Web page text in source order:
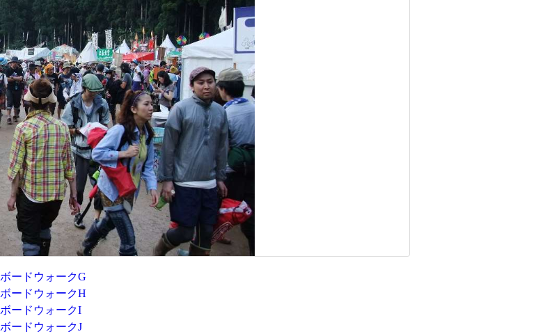
ボードウォークG
ボードウォークH
ボードウォークI
ボードウォークJ